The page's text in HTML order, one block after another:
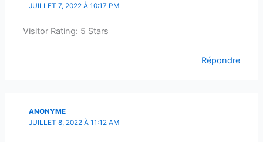
JUILLET 7, 2022 À 10:17 PM
Visitor Rating: 5 Stars
Répondre
ANONYME
JUILLET 8, 2022 À 11:12 AM